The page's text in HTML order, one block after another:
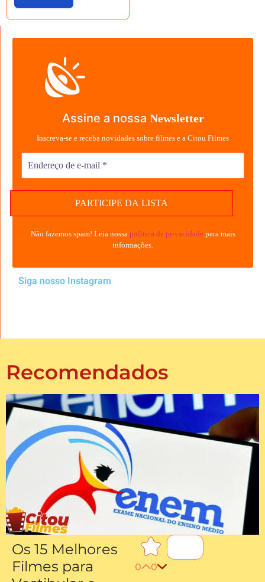
Assine a nossa Newsletter
Inscreva-se e receba novidades sobre filmes e a Citou Filmes
Não fazemos spam! Leia nossa política de privacidade para mais
informações.
Siga nosso Instagram
Recomendados
Os 15 Melhores
Filmes para
0
0